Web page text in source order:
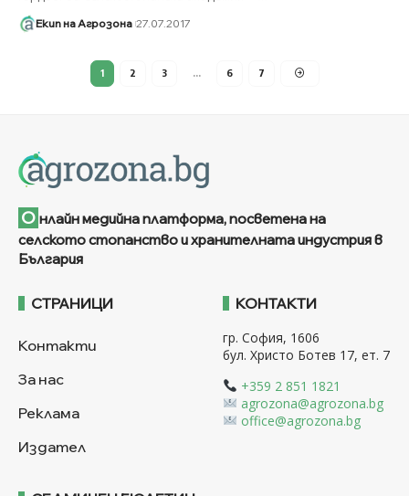
Екип на Агрозона 27.07.2017
1 2 3 … 6 7
О нлайн медийна платформа, посветена на
селското стопанство и хранителната индустрия в
България
СТРАНИЦИ
Контакти
За нас
Реклама
Издател
КОНТАКТИ
гр. София, 1606
бул. Христо Ботев 17, ет. 7
+359 2 851 1821
agrozona@agrozona.bg
office@agrozona.bg